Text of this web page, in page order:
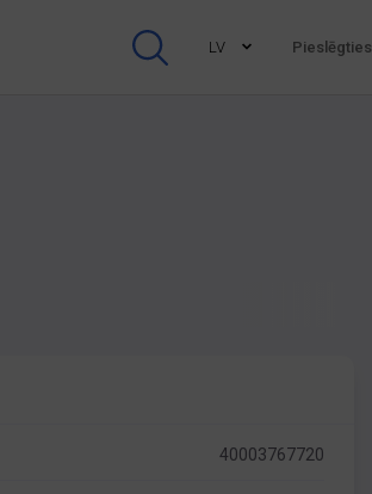
LV Pieslēgties
40003767720